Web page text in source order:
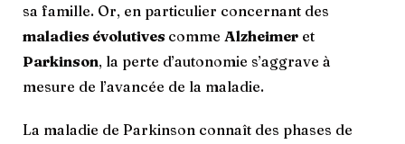
sa famille. Or, en particulier concernant des
maladies évolutives comme Alzheimer et
Parkinson, la perte d’autonomie s’aggrave à
mesure de l’avancée de la maladie.
La maladie de Parkinson connaît des phases de